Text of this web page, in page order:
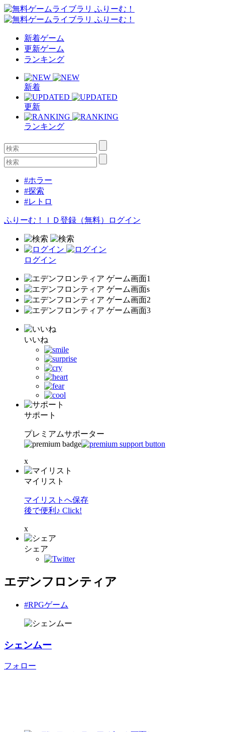
新着ゲーム
更新ゲーム
ランキング
新着
更新
ランキング
#ホラー
#探索
#レトロ
ふりーむ！ＩＤ登録（無料） ログイン
ログイン
いいね
サポート
プレミアムサポーター
x
マイリスト
マイリストへ保存
後で便利♪ Click!
x
シェア
エデンフロンティア
#RPGゲーム
シェンムー
フォロー